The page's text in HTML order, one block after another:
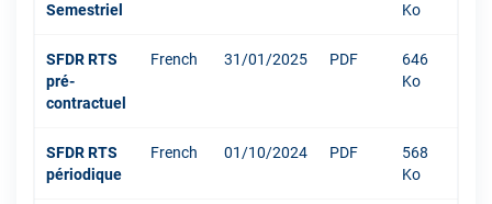
Semestriel
Ko
SFDR RTS
pré-
contractuel
French 31/01/2025 PDF
646
Ko
SFDR RTS
périodique
French 01/10/2024 PDF
568
Ko